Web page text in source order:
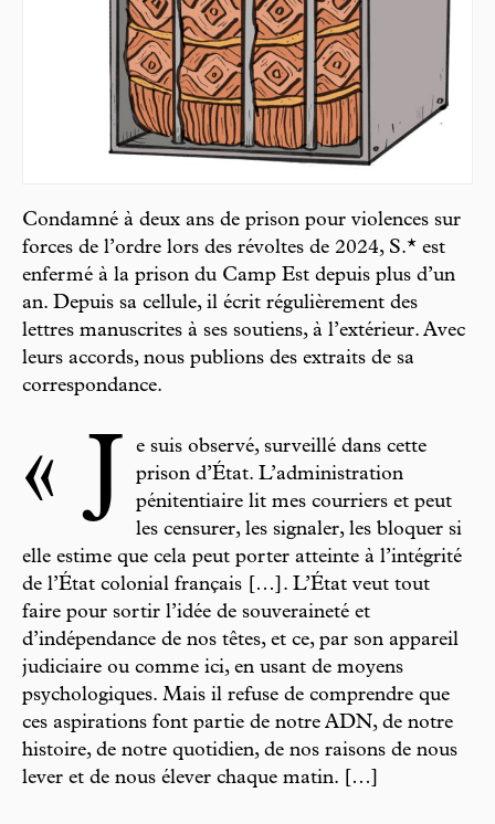
Condamné à deux ans de prison pour violences sur
forces de l’ordre lors des révoltes de 2024, S.* est
enfermé à la prison du Camp Est depuis plus d’un
an. Depuis sa cellule, il écrit régulièrement des
lettres manuscrites à ses soutiens, à l’extérieur. Avec
leurs accords, nous publions des extraits de sa
correspondance.
« J
e suis observé, surveillé dans cette
prison d’État. L’administration
pénitentiaire lit mes courriers et peut
les censurer, les signaler, les bloquer si
elle estime que cela peut porter atteinte à l’intégrité
de l’État colonial français […]. L’État veut tout
faire pour sortir l’idée de souveraineté et
d’indépendance de nos têtes, et ce, par son appareil
judiciaire ou comme ici, en usant de moyens
psychologiques. Mais il refuse de comprendre que
ces aspirations font partie de notre ADN, de notre
histoire, de notre quotidien, de nos raisons de nous
lever et de nous élever chaque matin. […]